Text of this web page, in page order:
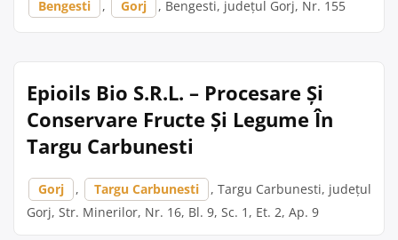
Bengesti , Gorj , Bengesti, județul Gorj, Nr. 155
Epioils Bio S.R.L. – Procesare Și
Conservare Fructe Și Legume În
Targu Carbunesti
Gorj , Targu Carbunesti
, Targu Carbunesti, județul
Gorj, Str. Minerilor, Nr. 16, Bl. 9, Sc. 1, Et. 2, Ap. 9